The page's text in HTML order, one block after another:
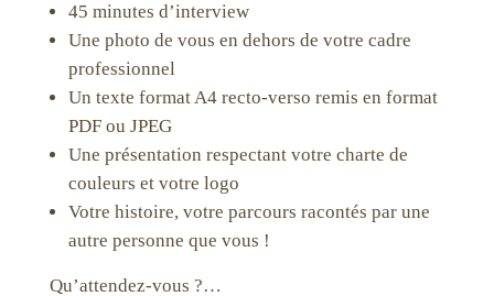
45 minutes d’interview
Une photo de vous en dehors de votre cadre
professionnel
Un texte format A4 recto-verso remis en format
PDF ou JPEG
Une présentation respectant votre charte de
couleurs et votre logo
Votre histoire, votre parcours racontés par une
autre personne que vous !
Qu’attendez-vous ?…